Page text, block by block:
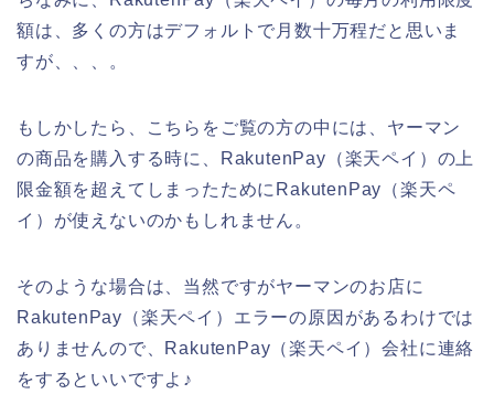
額は、多くの方はデフォルトで月数十万程だと思いま
すが、、、。
もしかしたら、こちらをご覧の方の中には、ヤーマン
の商品を購入する時に、RakutenPay（楽天ペイ）の上
限金額を超えてしまったためにRakutenPay（楽天ペ
イ）が使えないのかもしれません。
そのような場合は、当然ですがヤーマンのお店に
RakutenPay（楽天ペイ）エラーの原因があるわけでは
ありませんので、RakutenPay（楽天ペイ）会社に連絡
をするといいですよ♪